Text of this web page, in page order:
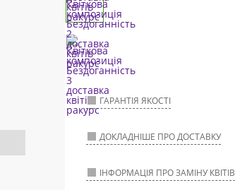
ГАРАНТІЯ ЯКОСТІ
ДОКЛАДНІШЕ ПРО ДОСТАВКУ
ІНФОРМАЦІЯ ПРО ЗАМІНУ КВІТІВ